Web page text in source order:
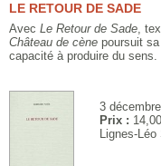
3
Prix :
Lignes-Léo
LE RETOUR DE SADE
Avec Le Retour de Sade,
Château de cène poursuit
capacité à produire du sens.